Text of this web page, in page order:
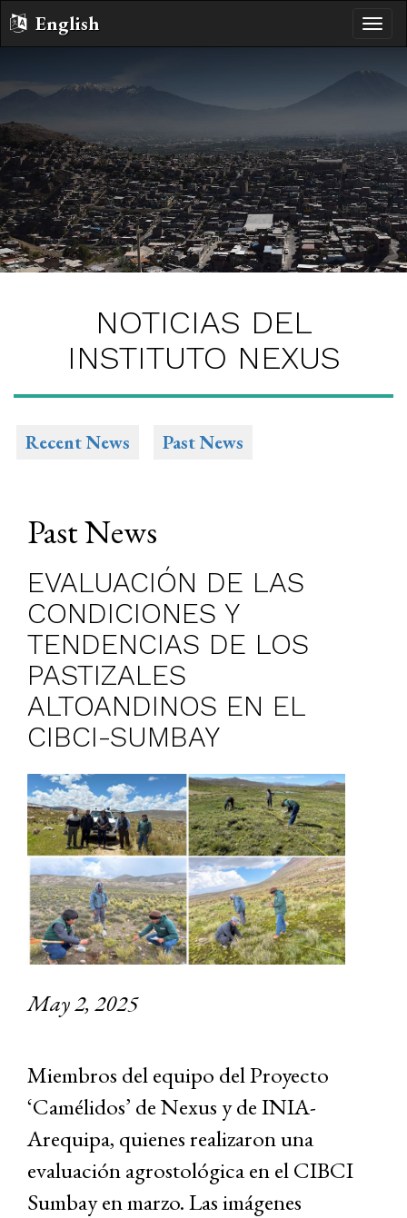
English
NOTICIAS DEL
INSTITUTO NEXUS
Recent News Past News
Past News
EVALUACIÓN DE LAS
CONDICIONES Y
TENDENCIAS DE LOS
PASTIZALES
ALTOANDINOS EN EL
CIBCI-SUMBAY
May 2, 2025
Miembros del equipo del Proyecto
‘Camélidos’ de Nexus y de INIA-
Arequipa, quienes realizaron una
evaluación agrostológica en el CIBCI
Sumbay en marzo. Las imágenes